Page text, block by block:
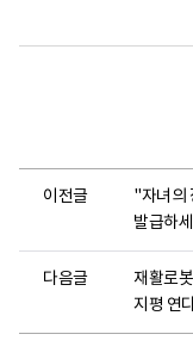
이전글
"자녀의
발급하
다음글
재활로
지평 연